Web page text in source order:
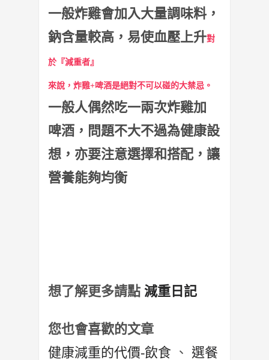
一般炸雞會加入大量調味料，
鈉含量較高，易使血​​壓上升對
於『減重者』
來說，炸雞+啤酒是絕對不可以碰的大禁忌。
一般人偶然吃一兩次炸雞加
啤酒，問題不大不過為健康設
想，亦要注意選擇和搭配，讓
營養能夠均衡
想了解更多請點 減重日記
您也會喜歡的文章
健康減重的代價-飲食 、 選餐